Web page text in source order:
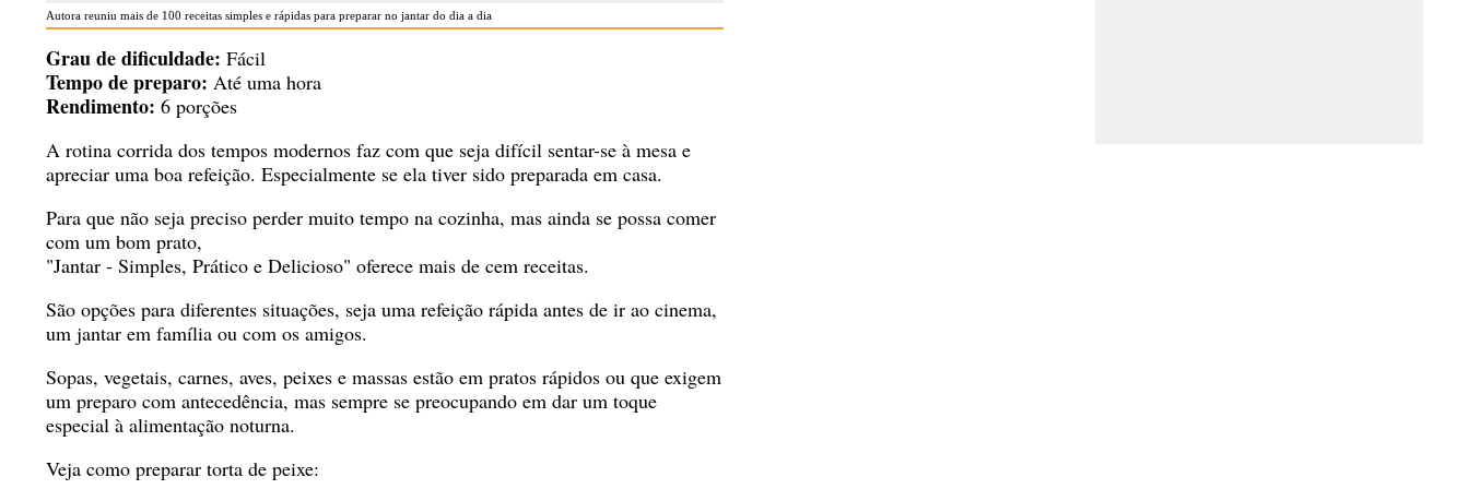
Autora reuniu mais de 100 receitas simples e rápidas para preparar no jantar do dia a dia
Grau de dificuldade: Fácil
Tempo de preparo: Até uma hora
Rendimento: 6 porções
A rotina corrida dos tempos modernos faz com que seja difícil sentar-se à mesa e
apreciar uma boa refeição. Especialmente se ela tiver sido preparada em casa.
Para que não seja preciso perder muito tempo na cozinha, mas ainda se possa comer
com um bom prato,
"Jantar - Simples, Prático e Delicioso" oferece mais de cem receitas.
São opções para diferentes situações, seja uma refeição rápida antes de ir ao cinema,
um jantar em família ou com os amigos.
Sopas, vegetais, carnes, aves, peixes e massas estão em pratos rápidos ou que exigem
um preparo com antecedência, mas sempre se preocupando em dar um toque
especial à alimentação noturna.
Veja como preparar torta de peixe: